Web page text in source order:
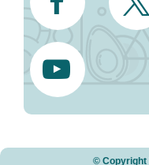
© Copyright